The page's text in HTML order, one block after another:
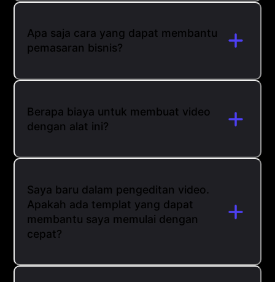
Apa saja cara yang dapat membantu
pemasaran bisnis?
Berapa biaya untuk membuat video
dengan alat ini?
Saya baru dalam pengeditan video.
Apakah ada templat yang dapat
membantu saya memulai dengan
cepat?